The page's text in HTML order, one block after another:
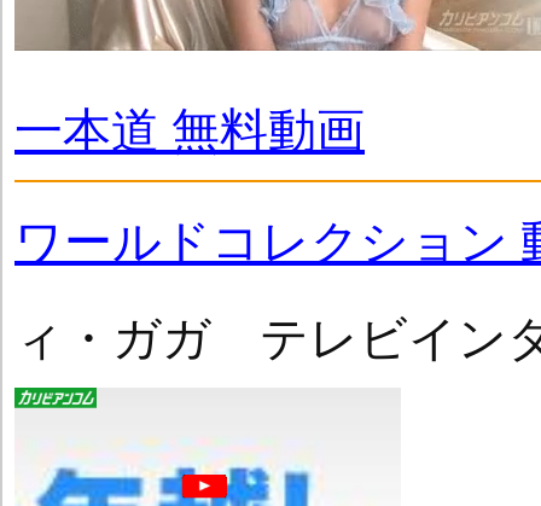
一本道 無料動画
ワールドコレクション
ィ・ガガ テレビイン